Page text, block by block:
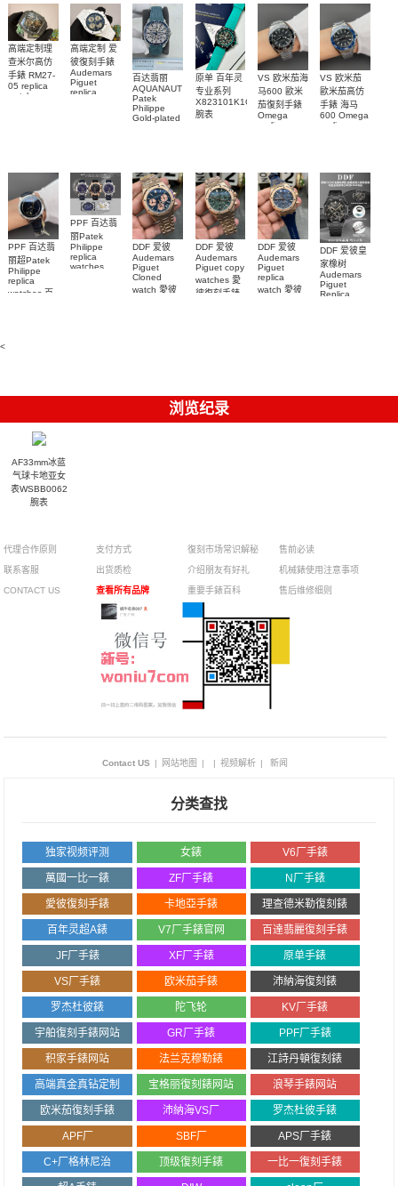
watch
diamonds
m126508-
0003腕表
011復刻手錶
腕表
高端定制理
查米尔高仿
手錶 RM27-
05 replica
watch
高端定制 爱
彼復刻手錶
Audemars
Piguet
replica
26579CB.OO.1225CB.01
百达翡丽
AQUANAUT
Patek
Philippe
Gold-plated
001包金真
钻 腕表
原单 百年灵
专业系列
X823101K1C1S1
腕表
VS 欧米茄海
马600 歐米
茄復刻手錶
Omega
replica
VS 欧米茄
歐米茄高仿
手錶 海马
600 Omega
replica
PPF 百达翡
丽超Patek
Philippe
replica
watches 百
PPF 百达翡
丽Patek
Philippe
replica
watches
DDF 爱彼
Audemars
Piguet
Cloned
watch 愛彼
DDF 爱彼
Audemars
Piguet copy
watches 愛
彼復刻手錶
DDF 爱彼
Audemars
Piguet
replica
watch 愛彼
DDF 爱彼皇
家橡树
Audemars
Piguet
Replica
<
浏览纪录
AF33mm冰蓝
气球卡地亚女
表WSBB0062
腕表
代理合作原则
联系客服
CONTACT US
支付方式
出货质检
查看所有品牌
復刻市场常识解秘
介绍朋友有好礼
重要手錶百科
售前必读
机械錶使用注意事项
售后维修细则
Contact US 网站地图 视频解析 新闻
分类查找
独家视频评测 女錶 V6厂手錶
萬國一比一錶 ZF厂手錶 N厂手錶
愛彼復刻手錶 卡地亞手錶 理查德米勒復刻錶
百年灵超A錶 V7厂手錶官网 百達翡麗復刻手錶
JF厂手錶 XF厂手錶 原单手錶
VS厂手錶 欧米茄手錶 沛納海復刻錶
罗杰杜彼錶 陀飞轮 KV厂手錶
宇舶復刻手錶网站 GR厂手錶 PPF厂手錶
积家手錶网站 法兰克穆勒錶 江詩丹頓復刻錶
高端真金真钻定制 宝格丽復刻錶网站 浪琴手錶网站
欧米茄復刻手錶 沛納海VS厂 罗杰杜彼手錶
APF厂 SBF厂 APS厂手錶
C+厂格林尼治 顶级復刻手錶 一比一復刻手錶